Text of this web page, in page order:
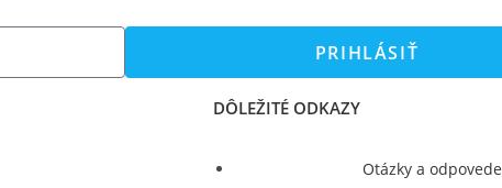
PRIHLÁSIŤ
DÔLEŽITÉ ODKAZY
Otázky a odpovede